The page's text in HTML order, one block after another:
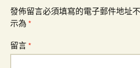
發佈留言必須填寫的電子郵件地址
示為 *
留言 *